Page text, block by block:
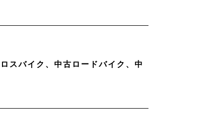
スバイク、中古ロードバイク、中